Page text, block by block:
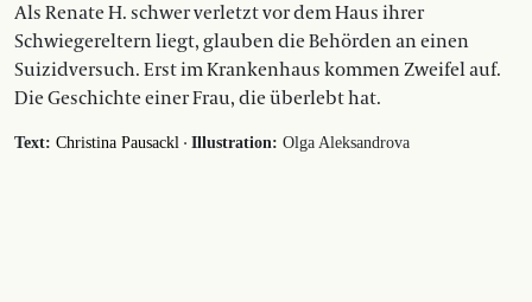
Als Renate H. schwer verletzt vor dem Haus ihrer
Schwiegereltern liegt, glauben die Behörden an einen
Suizidversuch. Erst im Krankenhaus kommen Zweifel auf.
Die Geschichte einer Frau, die überlebt hat.
Text: Christina Pausackl · Illustration: Olga Aleksandrova